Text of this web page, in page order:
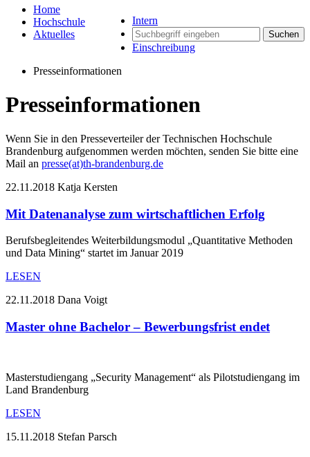
Intern
Suchen
Einschreibung
Home
Hochschule
Aktuelles
Presseinformationen
Presseinformationen
Wenn Sie in den Presseverteiler der Technischen Hochschule
Brandenburg aufgenommen werden möchten, senden Sie bitte eine
Mail an presse(at)th-brandenburg.de
22.11.2018 Katja Kersten
Mit Datenanalyse zum wirtschaftlichen Erfolg
Berufsbegleitendes Weiterbildungsmodul „Quantitative Methoden
und Data Mining“ startet im Januar 2019
LESEN
22.11.2018 Dana Voigt
Master ohne Bachelor – Bewerbungsfrist endet
Masterstudiengang „Security Management“ als Pilotstudiengang im
Land Brandenburg
LESEN
15.11.2018 Stefan Parsch